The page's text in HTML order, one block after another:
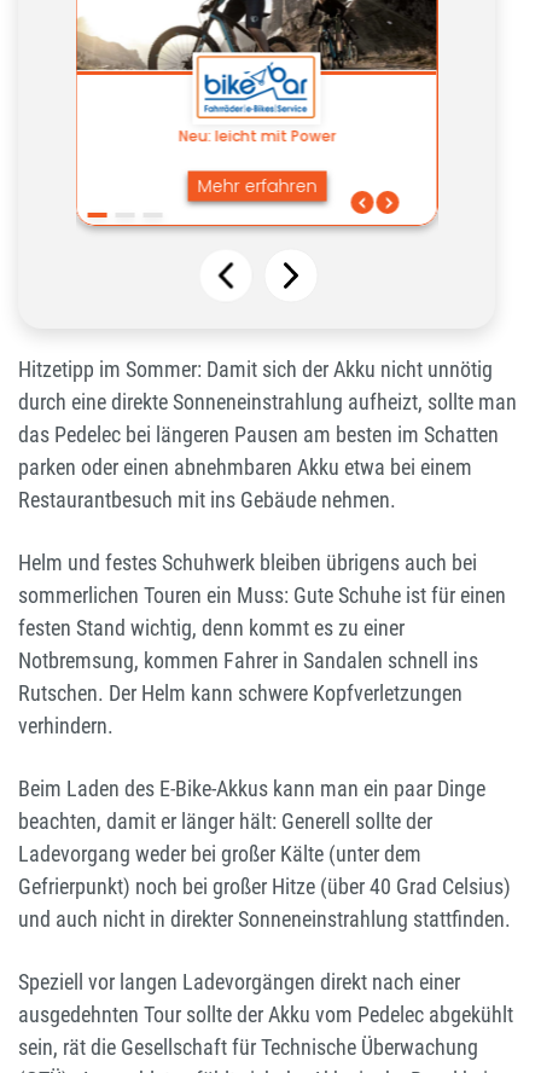
Hitzetipp im Sommer: Damit sich der Akku nicht unnötig
durch eine direkte Sonneneinstrahlung aufheizt, sollte man
das Pedelec bei längeren Pausen am besten im Schatten
parken oder einen abnehmbaren Akku etwa bei einem
Restaurantbesuch mit ins Gebäude nehmen.
Helm und festes Schuhwerk bleiben übrigens auch bei
sommerlichen Touren ein Muss: Gute Schuhe ist für einen
festen Stand wichtig, denn kommt es zu einer
Notbremsung, kommen Fahrer in Sandalen schnell ins
Rutschen. Der Helm kann schwere Kopfverletzungen
verhindern.
Beim Laden des E-Bike-Akkus kann man ein paar Dinge
beachten, damit er länger hält: Generell sollte der
Ladevorgang weder bei großer Kälte (unter dem
Gefrierpunkt) noch bei großer Hitze (über 40 Grad Celsius)
und auch nicht in direkter Sonneneinstrahlung stattfinden.
Speziell vor langen Ladevorgängen direkt nach einer
ausgedehnten Tour sollte der Akku vom Pedelec abgekühlt
sein, rät die Gesellschaft für Technische Überwachung